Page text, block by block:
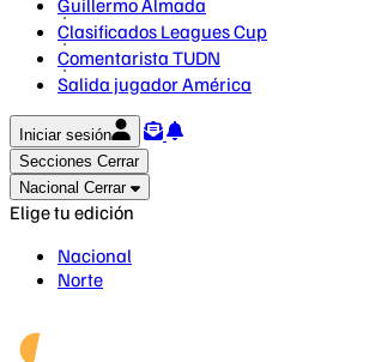
Guillermo Almada
Clasificados Leagues Cup
Comentarista TUDN
Salida jugador América
Iniciar sesión
Secciones Cerrar
Nacional Cerrar
Elige tu edición
Nacional
Norte